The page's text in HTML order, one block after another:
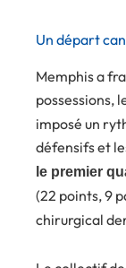
Un départ
Memphis a
possessions,
imposé un
défensifs et
le premier
(22 points, 9
chirurgical